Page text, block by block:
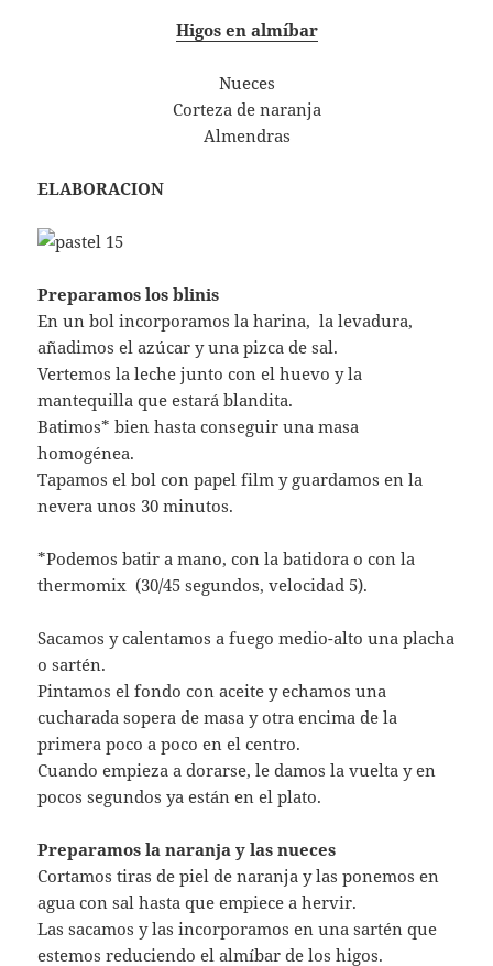
Higos en almíbar
Nueces
Corteza de naranja
Almendras
ELABORACION
Preparamos los blinis
En un bol incorporamos la harina, la levadura,
añadimos el azúcar y una pizca de sal.
Vertemos la leche junto con el huevo y la
mantequilla que estará blandita.
Batimos* bien hasta conseguir una masa
homogénea.
Tapamos el bol con papel film y guardamos en la
nevera unos 30 minutos.
*Podemos batir a mano, con la batidora o con la
thermomix (30/45 segundos, velocidad 5).
Sacamos y calentamos a fuego medio-alto una placha
o sartén.
Pintamos el fondo con aceite y echamos una
cucharada sopera de masa y otra encima de la
primera poco a poco en el centro.
Cuando empieza a dorarse, le damos la vuelta y en
pocos segundos ya están en el plato.
Preparamos la naranja y las nueces
Cortamos tiras de piel de naranja y las ponemos en
agua con sal hasta que empiece a hervir.
Las sacamos y las incorporamos en una sartén que
estemos reduciendo el almíbar de los higos.